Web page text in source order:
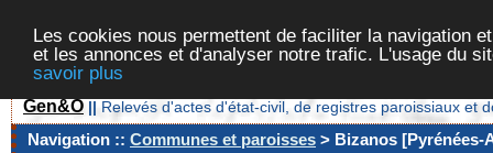
Les cookies nous permettent de faciliter la navigation
et les annonces et d'analyser notre trafic. L'usage du
savoir plus
Gen&O || Relevés d'actes d'état-civil, de registres paroissiaux et
Navigation :: Communes et paroisses > Bizanos [Pyrénées-